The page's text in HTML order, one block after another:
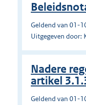
Geldend van 01-
Uitgegeven door:
Nadere
artikel
Geldend van 01-